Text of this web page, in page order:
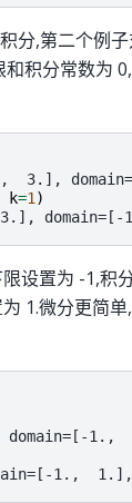
分,第二个例
积分常数为
3.],
k=1 )
设置为 -1,积
1.微分更简
1.,